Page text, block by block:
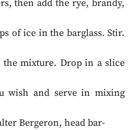
then add the rye, brandy,
of ice in the barglass. Stir.
mixture. Drop in a slice
wish and serve in mixing
Bergeron, head bar-